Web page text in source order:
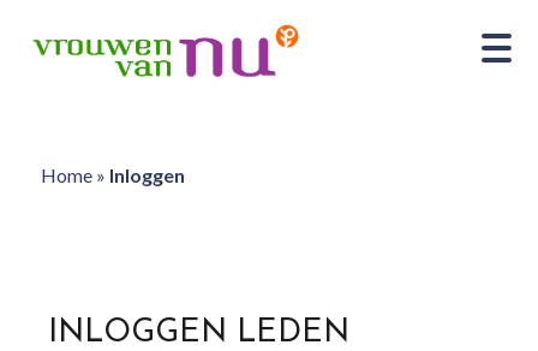
Home» Inloggen
INLOGGEN LEDEN